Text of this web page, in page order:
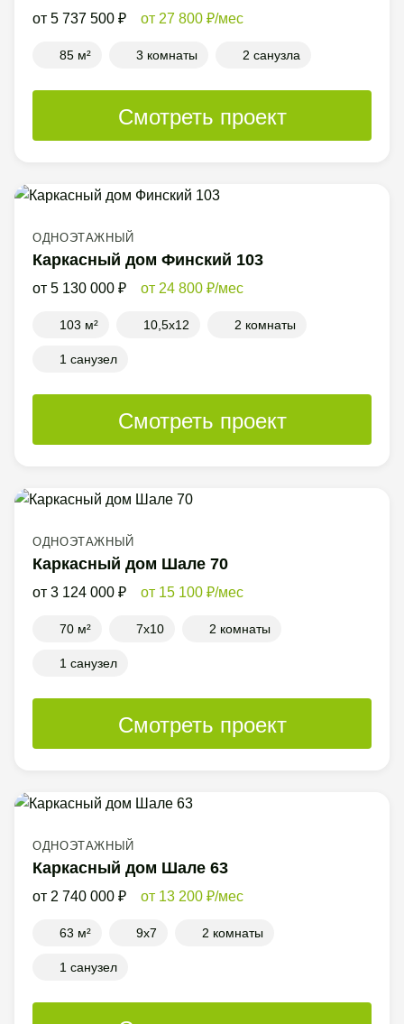
5 737 500 27 800 /мес
85 м² 3 комнаты 2 санузла
Смотреть проект
ОДНОЭТАЖНЫЙ
Каркасный дом Финский 103
5 130 000 24 800 /мес
103 м² 10,5x12 2 комнаты
1 санузел
Смотреть проект
ОДНОЭТАЖНЫЙ
Каркасный дом Шале 70
3 124 000 15 100 /мес
70 м² 7x10 2 комнаты
1 санузел
Смотреть проект
ОДНОЭТАЖНЫЙ
Каркасный дом Шале 63
2 740 000 13 200 /мес
63 м² 9x7 2 комнаты
1 санузел